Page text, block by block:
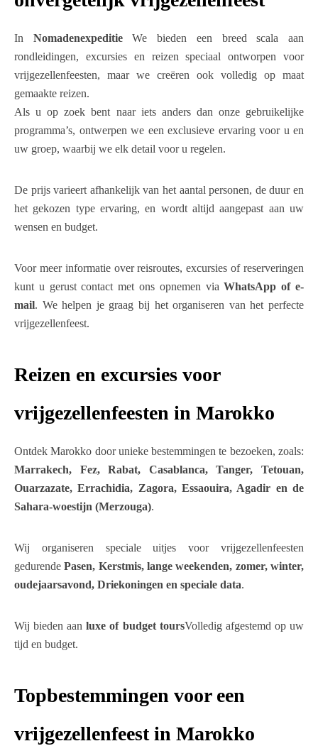
In NomadenexpeditieWe bieden een breed scala aan
rondleidingen, excursies en reizen speciaal ontworpen voor
vrijgezellenfeesten, maar we creëren ook volledig op maat
gemaakte reizen.
Als u op zoek bent naar iets anders dan onze gebruikelijke
programma’s, ontwerpen we een exclusieve ervaring voor u en
uw groep, waarbij we elk detail voor u regelen.
De prijs varieert afhankelijk van het aantal personen, de duur en
het gekozen type ervaring, en wordt altijd aangepast aan uw
wensen en budget.
Voor meer informatie over reisroutes, excursies of reserveringen
kunt u gerust contact met ons opnemen viaWhatsApp of e-
mail. We helpen je graag bij het organiseren van het perfecte
vrijgezellenfeest.
Reizen en excursies voor
vrijgezellenfeesten in Marokko
Ontdek Marokko door unieke bestemmingen te bezoeken, zoals:
Marrakech, Fez, Rabat, Casablanca, Tanger, Tetouan,
Ouarzazate, Errachidia, Zagora, Essaouira, Agadir en de
Sahara-woestijn (Merzouga).
Wij organiseren speciale uitjes voor vrijgezellenfeesten
gedurendePasen, Kerstmis, lange weekenden, zomer, winter,
oudejaarsavond, Driekoningen en speciale data.
Wij bieden aanluxe of budget toursVolledig afgestemd op uw
tijd en budget.
Topbestemmingen voor een
vrijgezellenfeest in Marokko